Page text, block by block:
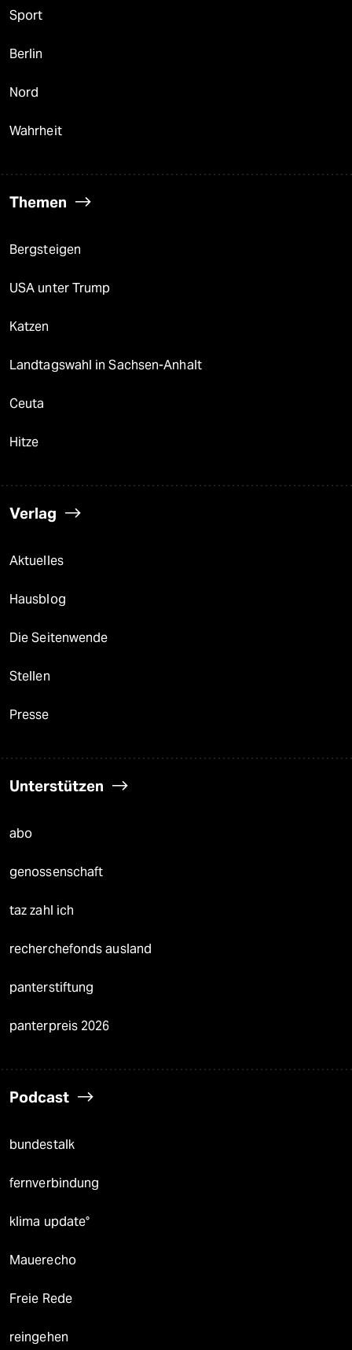
Sport
Berlin
Nord
Wahrheit
Themen
Bergsteigen
USA unter Trump
Katzen
Landtagswahl in Sachsen-Anhalt
Ceuta
Hitze
Verlag
Aktuelles
Hausblog
Die Seitenwende
Stellen
Presse
Unterstützen
abo
genossenschaft
taz zahl ich
recherchefonds ausland
panterstiftung
panterpreis 2026
Podcast
bundestalk
fernverbindung
klima update°
Mauerecho
Freie Rede
reingehen